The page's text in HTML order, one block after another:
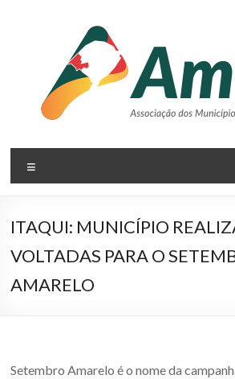
AMFRO
–
Associação
dos
Municípios
Oeste
ITAQUI: MUNICÍPIO
VOLTADAS PARA O
AMARELO
Setembro Amarelo é o nome da